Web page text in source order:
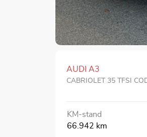
AUDI A3
CABRIOLET 35 TFSI
KM-stand
66.942 km